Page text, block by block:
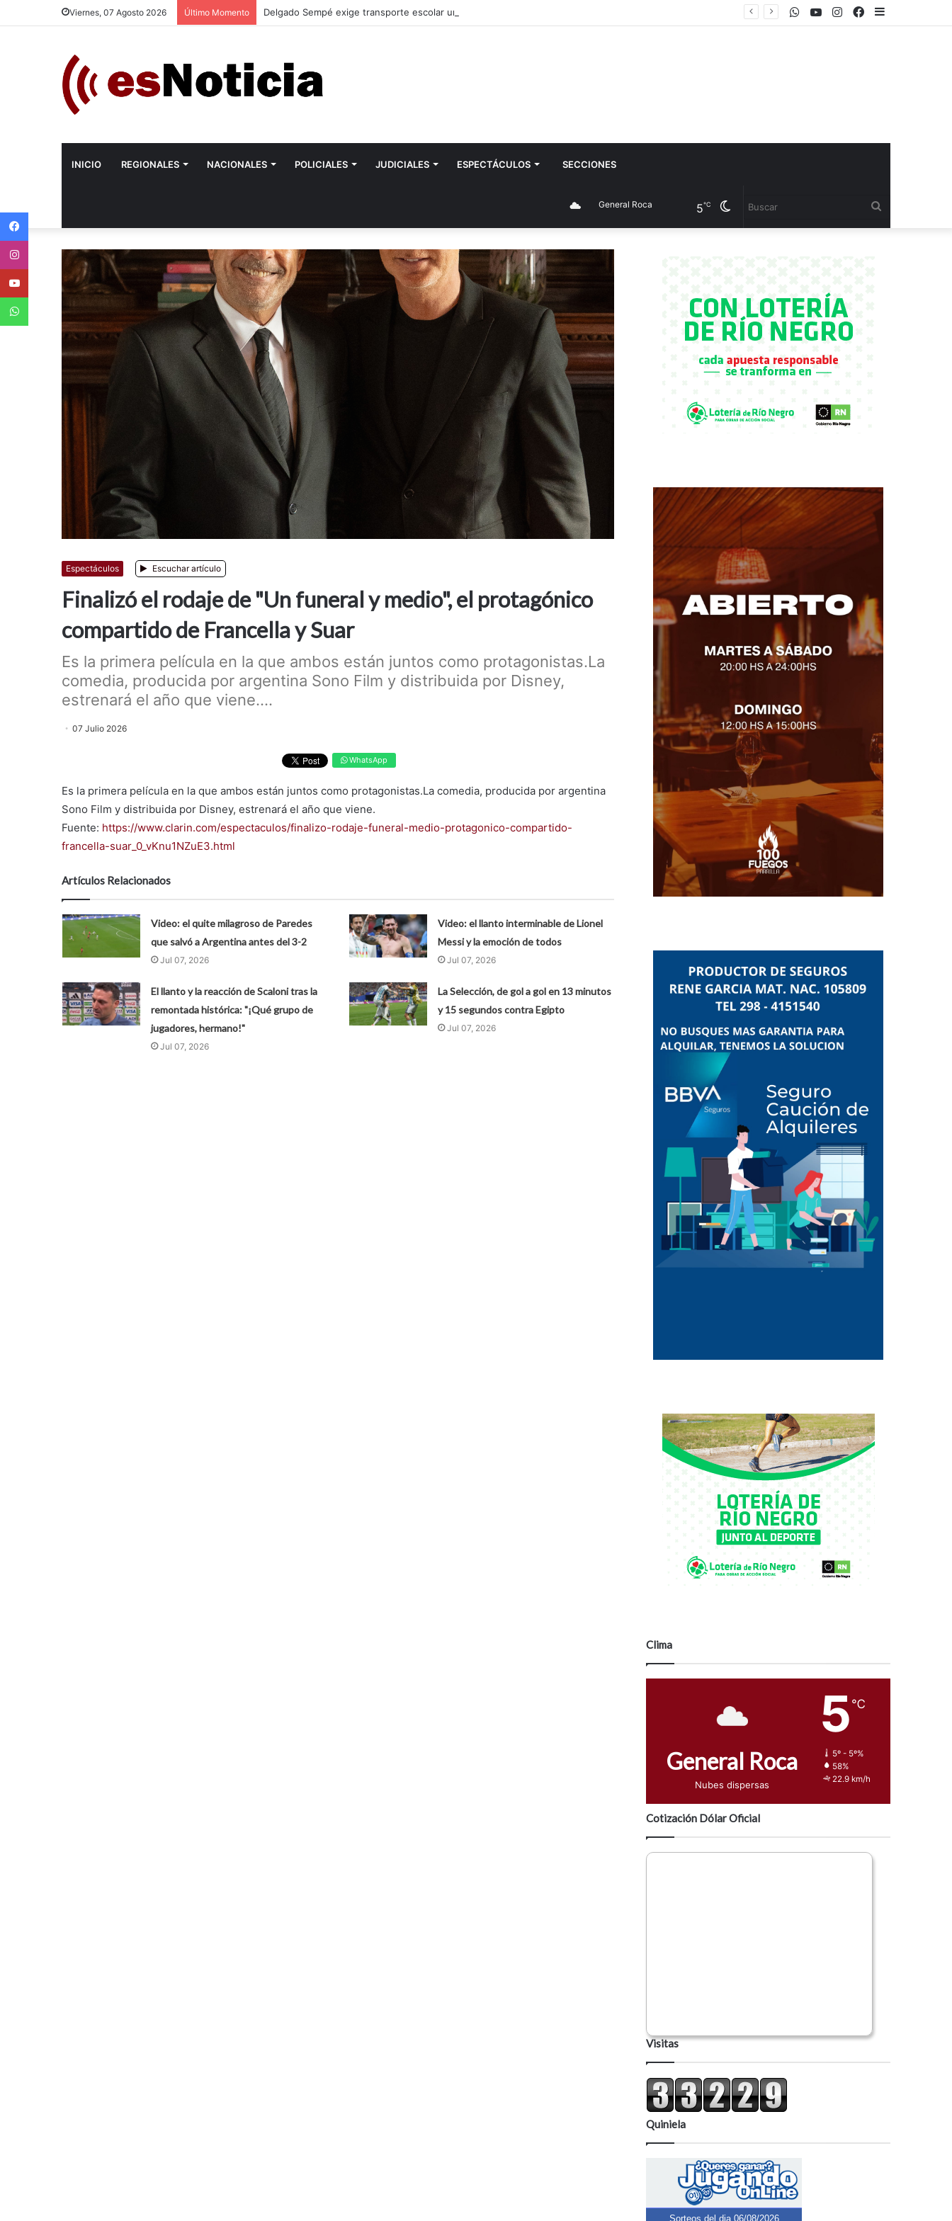
Viernes, 07 Agosto 2026 Último Momento Delgado Sempé exige transporte escolar urgente para la ESRN 106 de Romagnoli y el CET 17 Facebook
Instagram
Youtube
WhatsApp
INICIO REGIONALES NACIONALES POLICIALES JUDICIALES ESPECTÁCULOS SECCIONES
Cambiar
General Roca 5℃
Espectáculos Escuchar artículo
Finalizó el rodaje de "Un funeral y medio", el protagónico
compartido de Francella y Suar
Es la primera película en la que ambos están juntos como protagonistas.La
comedia, producida por argentina Sono Film y distribuida por Disney,
estrenará el año que viene....
07 Julio 2026
WhatsApp
Es la primera película en la que ambos están juntos como protagonistas.La comedia, producida por argentina
Sono Film y distribuida por Disney, estrenará el año que viene.
Fuente: https://www.clarin.com/espectaculos/finalizo-rodaje-funeral-medio-protagonico-compartido-
francella-suar_0_vKnu1NZuE3.html
Artículos Relacionados
Video: el quite milagroso de Paredes
que salvó a Argentina antes del 3-2
Jul 07, 2026
Video: el llanto interminable de Lionel
Messi y la emoción de todos
Jul 07, 2026
El llanto y la reacción de Scaloni tras la
remontada histórica: "¡Qué grupo de
jugadores, hermano!"
Jul 07, 2026
La Selección, de gol a gol en 13 minutos
y 15 segundos contra Egipto
Jul 07, 2026
Clima
General Roca
Nubes dispersas
5 ℃
5º - 5º%
58%
22.9 km/h
Cotización Dólar Oficial
Visitas
Quiniela
WhatsApp